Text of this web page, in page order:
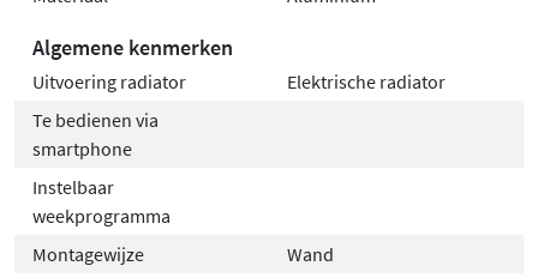
Algemene kenmerken
Uitvoering radiator
Elektrische radiator
Te bedienen via
smartphone
Instelbaar
weekprogramma
Montagewijze
Wand